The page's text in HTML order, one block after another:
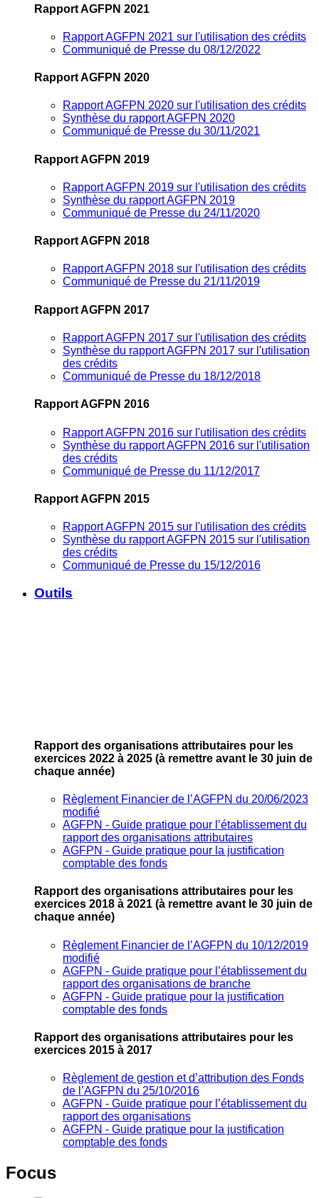
Rapport AGFPN 2021
Rapport AGFPN 2021 sur l'utilisation des crédits
Communiqué de Presse du 08/12/2022
Rapport AGFPN 2020
Rapport AGFPN 2020 sur l'utilisation des crédits
Synthèse du rapport AGFPN 2020
Communiqué de Presse du 30/11/2021
Rapport AGFPN 2019
Rapport AGFPN 2019 sur l'utilisation des crédits
Synthèse du rapport AGFPN 2019
Communiqué de Presse du 24/11/2020
Rapport AGFPN 2018
Rapport AGFPN 2018 sur l'utilisation des crédits
Communiqué de Presse du 21/11/2019
Rapport AGFPN 2017
Rapport AGFPN 2017 sur l'utilisation des crédits
Synthèse du rapport AGFPN 2017 sur l'utilisation
des crédits
Communiqué de Presse du 18/12/2018
Rapport AGFPN 2016
Rapport AGFPN 2016 sur l'utilisation des crédits
Synthèse du rapport AGFPN 2016 sur l'utilisation
des crédits
Communiqué de Presse du 11/12/2017
Rapport AGFPN 2015
Rapport AGFPN 2015 sur l'utilisation des crédits
Synthèse du rapport AGFPN 2015 sur l'utilisation
des crédits
Communiqué de Presse du 15/12/2016
Outils
Rapport des organisations attributaires pour les
exercices 2022 à 2025 (à remettre avant le 30 juin de
chaque année)
Règlement Financier de l’AGFPN du 20/06/2023
modifié
AGFPN ‐ Guide pratique pour l’établissement du
rapport des organisations attributaires
AGFPN ‐ Guide pratique pour la justification
comptable des fonds
Rapport des organisations attributaires pour les
exercices 2018 à 2021 (à remettre avant le 30 juin de
chaque année)
Règlement Financier de l’AGFPN du 10/12/2019
modifié
AGFPN ‐ Guide pratique pour l’établissement du
rapport des organisations de branche
AGFPN ‐ Guide pratique pour la justification
comptable des fonds
Rapport des organisations attributaires pour les
exercices 2015 à 2017
Règlement de gestion et d’attribution des Fonds
de l’AGFPN du 25/10/2016
AGFPN ‐ Guide pratique pour l’établissement du
rapport des organisations
AGFPN ‐ Guide pratique pour la justification
comptable des fonds
Focus